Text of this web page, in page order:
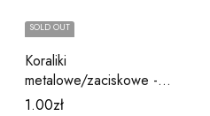
SOLD OUT
Koraliki
metalowe/zaciskowe -
niebieskie M7
1.00zł